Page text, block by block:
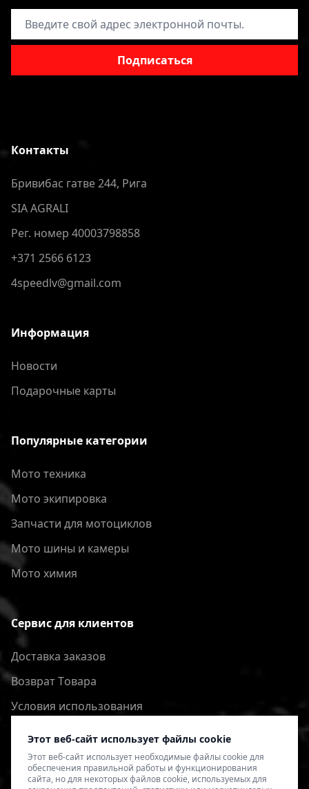
Этот веб-сайт использует файлы cookie
Этот веб-сайт использует необходимые файлы cookie для
обеспечения правильной работы и функционирования
сайта, но для некоторых файлов cookie, используемых для
Адрес электронной почты
Подписаться
Контакты
Бривибас гатве 244, Рига
SIA AGRALI
Рег. номер 40003798858
+371 2566 6123
4speedlv@gmail.com
Информация
Новости
Подарочные карты
Популярные категории
Мото техника
Мото экипировка
Запчасти для мотоциклов
Мото шины и камеры
Мото химия
Сервис для клиентов
Доставка заказов
Bозврат Tовара
Условия использования
Политика конфиденциальности